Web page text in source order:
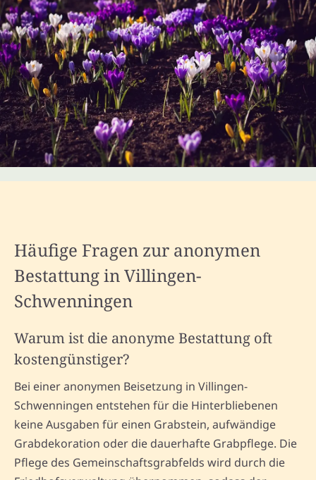
Häufige Fragen zur anonymen
Bestattung in Villingen-
Schwenningen
Warum ist die anonyme Bestattung oft
kostengünstiger?
Bei einer anonymen Beisetzung in Villingen-
Schwenningen entstehen für die Hinterbliebenen
keine Ausgaben für einen Grabstein, aufwändige
Grabdekoration oder die dauerhafte Grabpflege. Die
Pflege des Gemeinschaftsgrabfelds wird durch die